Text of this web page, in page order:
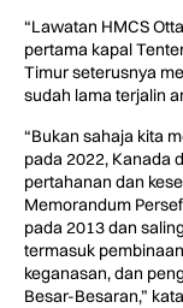
“Lawatan HMCS
pertama kapal
Timur seterusnya
sudah lama terjalin
“Bukan sahaja kita
pada 2022, Kanada
pertahanan dan
Memorandum
pada 2013 dan
termasuk
keganasan, dan
Besar-Besaran,”